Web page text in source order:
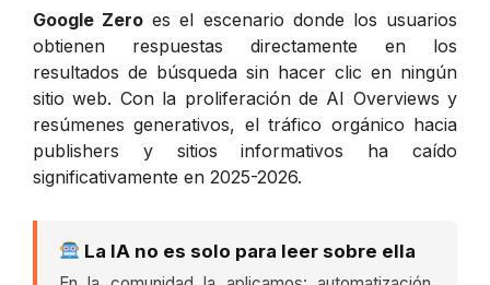
Google Zero es el escenario donde los usuarios
obtienen respuestas directamente en los
resultados de búsqueda sin hacer clic en ningún
sitio web. Con la proliferación de AI Overviews y
resúmenes generativos, el tráfico orgánico hacia
publishers y sitios informativos ha caído
significativamente en 2025-2026.
La IA no es solo para leer sobre ella